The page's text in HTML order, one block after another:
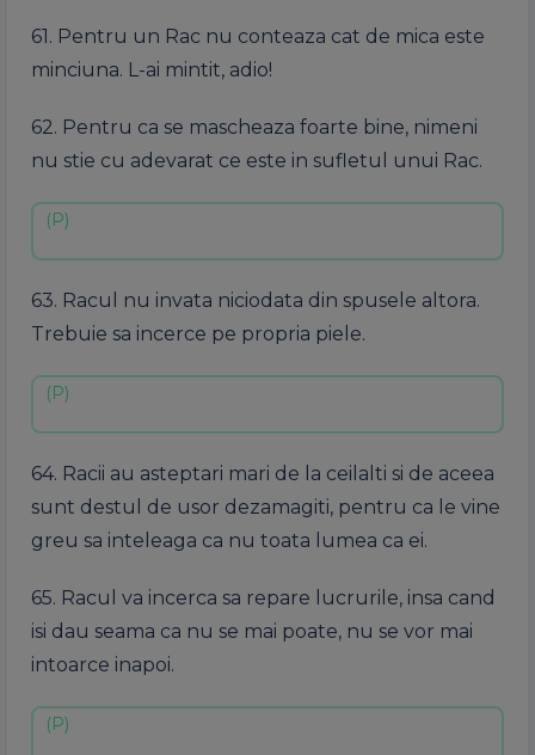
61. Pentru un Rac nu conteaza cat de mica este
minciuna. L-ai mintit, adio!
62. Pentru ca se mascheaza foarte bine, nimeni
nu stie cu adevarat ce este in sufletul unui Rac.
63. Racul nu invata niciodata din spusele altora.
Trebuie sa incerce pe propria piele.
64. Racii au asteptari mari de la ceilalti si de aceea
sunt destul de usor dezamagiti, pentru ca le vine
greu sa inteleaga ca nu toata lumea ca ei.
65. Racul va incerca sa repare lucrurile, insa cand
isi dau seama ca nu se mai poate, nu se vor mai
intoarce inapoi.